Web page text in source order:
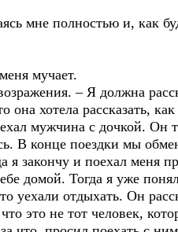
мне полностью и, как
мучает.
– Я должна
хотела рассказать,
мужчина с дочкой. Он
В конце поездки мы
я закончу и поехал меня
домой. Тогда я уже
уехали отдыхать. Он
это не тот человек,